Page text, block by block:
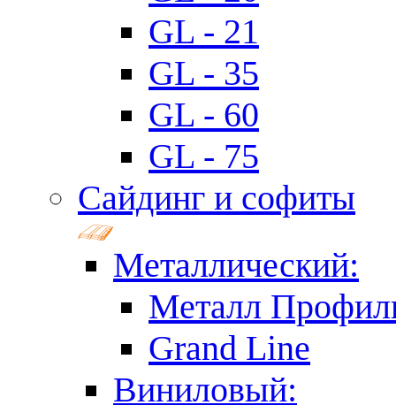
GL - 21
GL - 35
GL - 60
GL - 75
Сайдинг и софиты
Металлический:
Металл
Grand Line
Виниловый: